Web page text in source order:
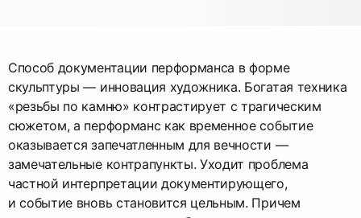
Способ документации перформанса в форме
скульптуры — инновация художника. Богатая техника
«резьбы по камню» контрастирует с трагическим
сюжетом, а перформанс как временное событие
оказывается запечатленным для вечности —
замечательные контрапункты. Уходит проблема
частной интерпретации документирующего,
и событие вновь становится цельным. Причем